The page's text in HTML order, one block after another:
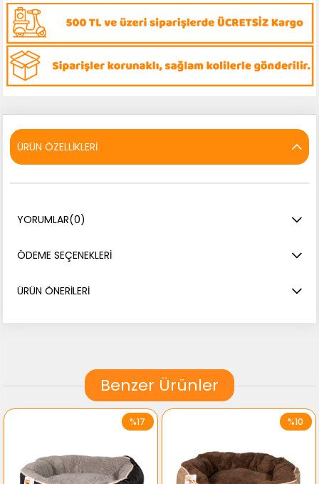
ÜRÜN ÖZELLIKLERI
YORUMLAR(0)
ÖDEME SEÇENEKLERI
ÜRÜN ÖNERILERI
Benzer Ürünler
%17 %10